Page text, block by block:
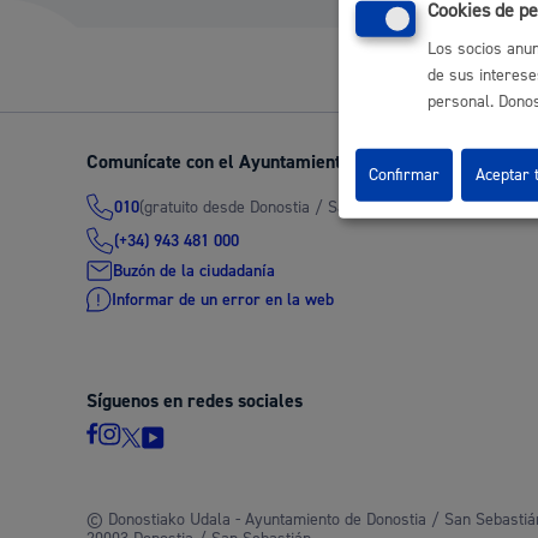
Participación ciudadana y asociacionismo
Deporte
La ciudad
Comunícate con el Ayuntamiento de Donostia / San
010(gratuito desde Donostia / San Sebastián)
(+34) 943 481 000
Buzón de la ciudadanía
Informar de un error en la web
Síguenos en redes sociales
© Donostiako Udala - Ayuntamiento de Donostia / San
Cookies de
Los socios
de sus
personal.
Confirmar Aceptar